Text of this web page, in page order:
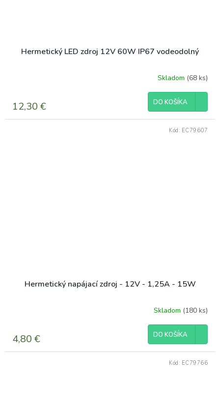
Hermetický LED zdroj 12V 60W IP67 vodeodolný
Skladom (68 ks)
12,30 € DO KOŠÍKA
Hermetický napájací zdroj - 12V - 1,25A - 15W
Skladom (180 ks)
4,80 € DO KOŠÍKA
Kód: EC79607
Kód: EC79766